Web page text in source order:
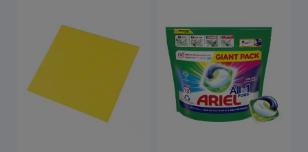
powiadom o
dostępności